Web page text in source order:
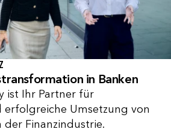
in Banken
ist Ihr Partner für
erfolgreiche Umsetzung von
Finanzindustrie.